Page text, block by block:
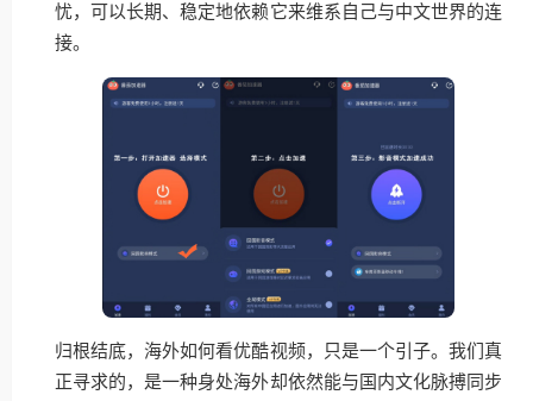
忧，可以长期、稳定地依赖它来维系自己与中文世界的连
接。
归根结底，海外如何看优酷视频，只是一个引子。我们真
正寻求的，是一种身处海外却依然能与国内文化脉搏同步